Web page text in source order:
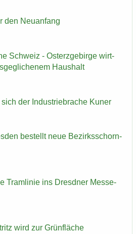
den Neu­an­fang
Schweiz - Ost­erz­ge­bir­ge wirt­
Haus­halt
der In­dus­trie­bra­che Kuner
be­stellt neue Be­zirks­schorn­
Tram­li­nie ins Dresd­ner Mes­se­
wird zur Grün­flä­che